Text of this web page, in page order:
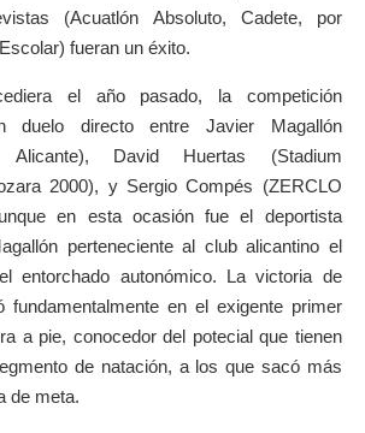
(Acuatlón Absoluto, Cadete, por
fueran un éxito.
el año pasado, la competición
duelo directo entre Javier Magallón
Alicante), David Huertas (Stadium
2000), y Sergio Compés (ZERCLO
en esta ocasión fue el deportista
perteneciente al club alicantino el
entorchado autonómico. La victoria de
fundamentalmente en el exigente primer
a pie, conocedor del potecial que tienen
de natación, a los que sacó más
de meta.